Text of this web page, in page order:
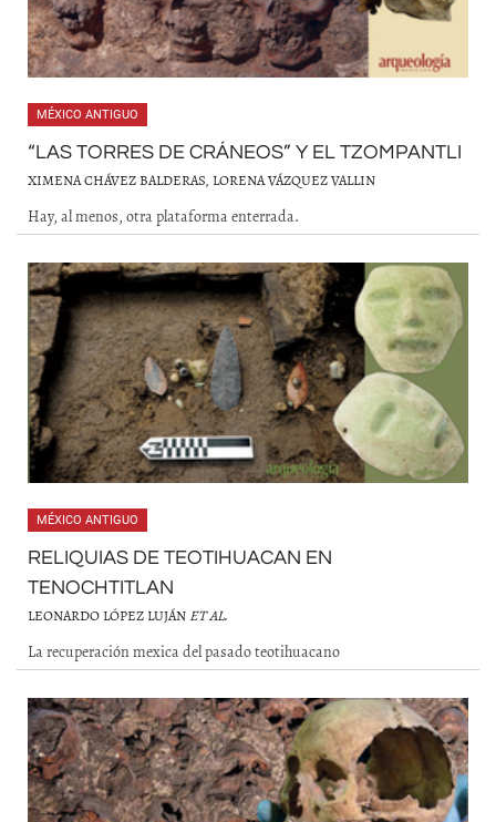
MÉXICO ANTIGUO
“LAS TORRES DE CRÁNEOS” Y EL TZOMPANTLI
XIMENA CHÁVEZ BALDERAS, LORENA VÁZQUEZ VALLIN
Hay, al menos, otra plataforma enterrada.
MÉXICO ANTIGUO
RELIQUIAS DE TEOTIHUACAN EN
TENOCHTITLAN
LEONARDO LÓPEZ LUJÁN ET AL.
La recuperación mexica del pasado teotihuacano